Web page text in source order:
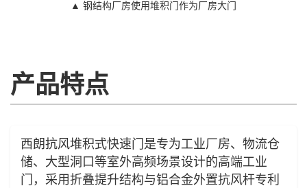
▲ 钢结构厂房使用堆积门作为厂房大门
产品特点
西朗抗风堆积式快速门是专为工业厂房、物流仓
储、大型洞口等室外高频场景设计的高端工业
门，采用折叠提升结构与铝合金外置抗风杆专利